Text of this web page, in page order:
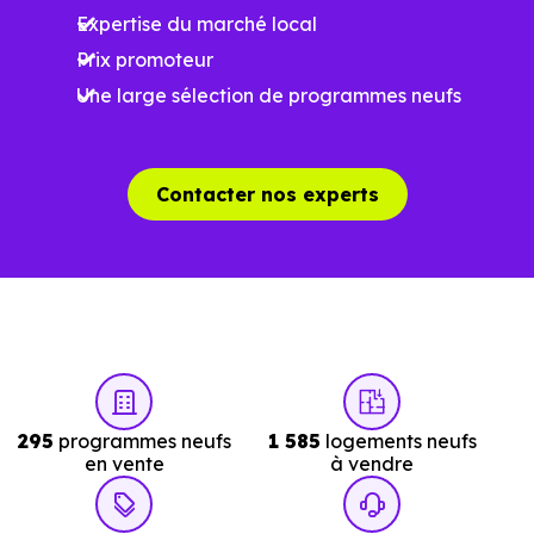
d'explorer et de filtrer l'ensemble des programmes
disponibles à Thionville (57100) selon votre budget.
résidences secondaires.
[[PourcentageLocataires] % de locataires, Thionville
compte, pour tout projet d'investissement ou d'achat de
résidence principale..
Acheter dans le neuf ou dans l’ancien à
Expertise du marché local
Prix promoteur
Une large sélection de programmes neufs
Contacter nos experts
295 programmes neufs
en vente
1 585 logements neufs
à vendre